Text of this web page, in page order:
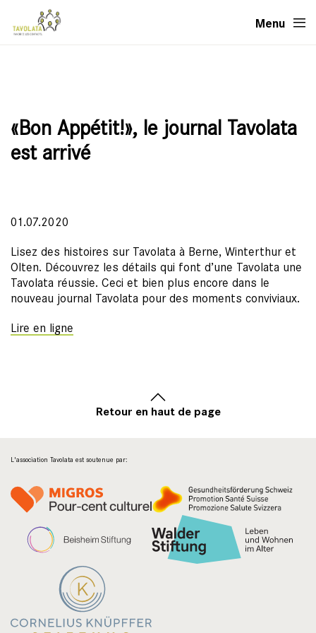
Menu
«Bon Appétit!», le journal Tavolata
est arrivé
01.07.2020
Lisez des histoires sur Tavolata à Berne, Winterthur et
Olten. Découvrez les détails qui font d’une Tavolata une
Tavolata réussie. Ceci et bien plus encore dans le
nouveau journal Tavolata pour des moments conviviaux.
Lire en ligne
Retour en haut de page
L'association Tavolata est soutenue par: